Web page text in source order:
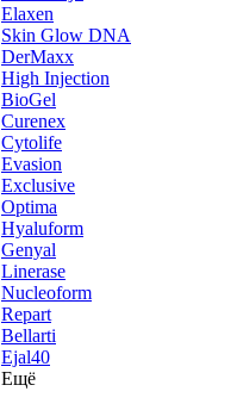
Elaxen
Skin Glow DNA
DerMaxx
High Injection
BioGel
Curenex
Cytolife
Evasion
Exclusive
Optima
Hyaluform
Genyal
Linerase
Nucleoform
Repart
Bellarti
Ejal40
Ещё